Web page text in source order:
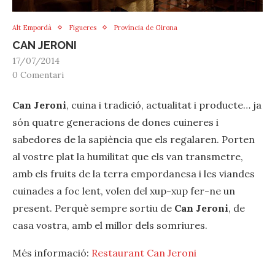
Alt Empordà Figueres Província de Girona
CAN JERONI
17/07/2014
0 Comentari
Can Jeroni, ‪‎cuina‬ i tradició, actualitat i producte… ja
són quatre generacions de dones cuineres i
sabedores de la sapiència que els regalaren. Porten
al vostre plat la humilitat que els van transmetre,
amb els fruits de la terra empordanesa i les viandes
cuinades a ‪‎foc‬ lent, volen del xup-xup fer-ne un
present. Perquè sempre sortiu de ‪‎ Can Jeroni‬, de
casa vostra, amb el millor dels somriures.
Més informació: Restaurant Can Jeroni